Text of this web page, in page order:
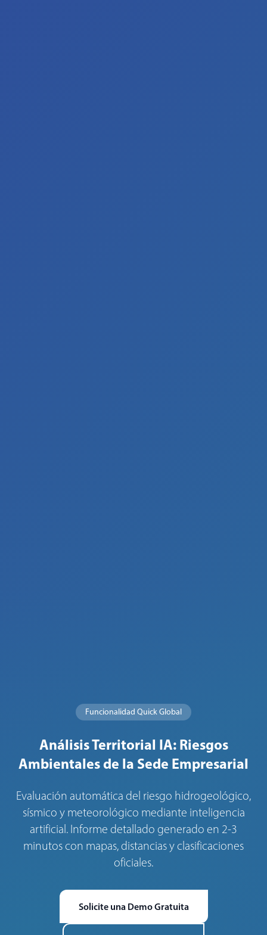
Funcionalidad Quick Global
Análisis Territorial IA: Riesgos
Ambientales de la Sede Empresarial
Evaluación automática del riesgo hidrogeológico,
sísmico y meteorológico mediante inteligencia
artificial. Informe detallado generado en 2-3
minutos con mapas, distancias y clasificaciones
oficiales.
Solicite una Demo Gratuita